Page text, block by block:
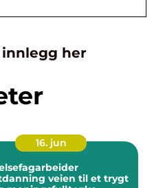
innlegg her
16. jun
veien til et trygt